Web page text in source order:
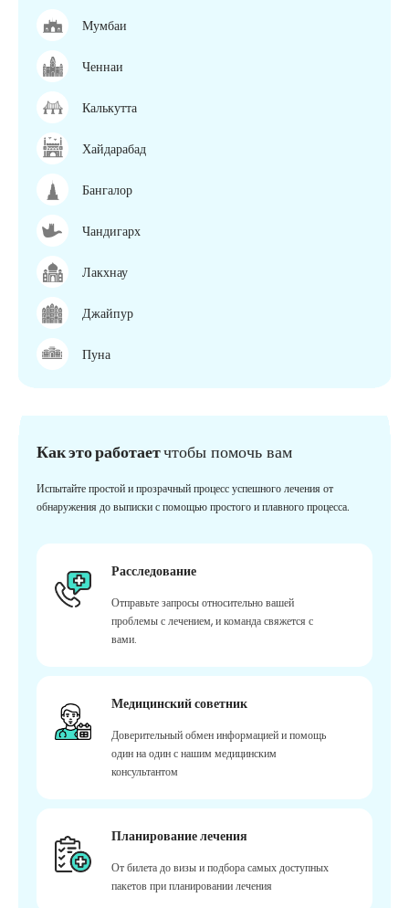
Мумбаи
Ченнаи
Калькутта
Хайдарабад
Бангалор
Чандигарх
Лакхнау
Джайпур
Пуна
Как это работаетчтобы помочь вам
Испытайте простой и прозрачный процесс успешного лечения от
обнаружения до выписки с помощью простого и плавного процесса.
Расследование
Отправьте запросы относительно вашей
проблемы с лечением, и команда свяжется с
вами.
Медицинский советник
Доверительный обмен информацией и помощь
один на один с нашим медицинским
консультантом
Планирование лечения
От билета до визы и подбора самых доступных
пакетов при планировании лечения